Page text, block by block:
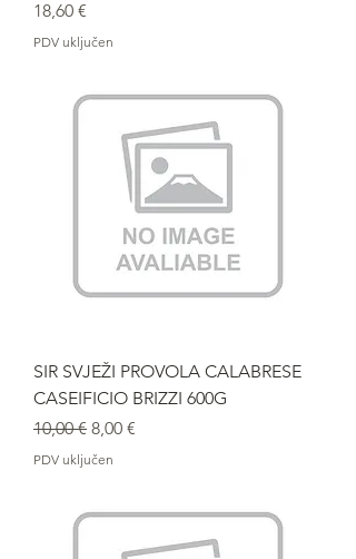
Cijena
18,60 €
PDV uključen
SIR SVJEŽI PROVOLA CALABRESE
CASEIFICIO BRIZZI 600G
Redovna cijena
10,00 € Cijena s popustom
8,00 €
PDV uključen